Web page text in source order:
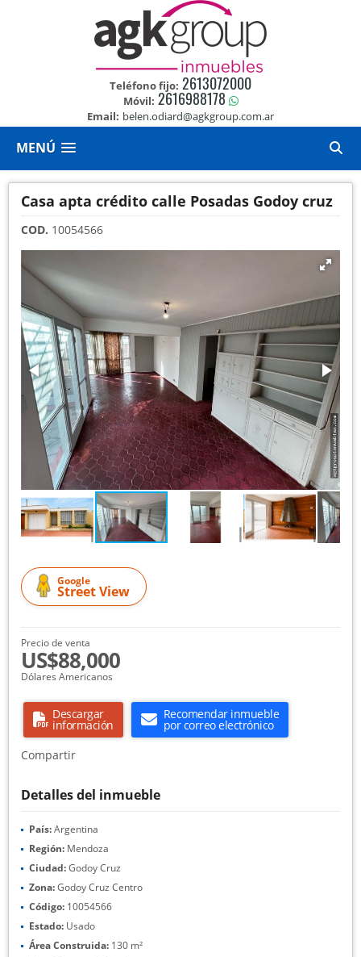
Teléfono fijo: 2613072000
Móvil: 2616988178
Email: belen.odiard@agkgroup.com.ar
MENÚ
Casa apta crédito calle Posadas Godoy cruz
COD. 10054566
Google
Street View
Precio de venta
US$88,000
Dólares Americanos
Descargar
información
Recomendar inmueble
por correo electrónico
Compartir
Detalles del inmueble
País:Argentina
Región: Mendoza
Ciudad:Godoy Cruz
Zona:Godoy Cruz Centro
Código: 10054566
Estado: Usado
Área Construida: 130 m²